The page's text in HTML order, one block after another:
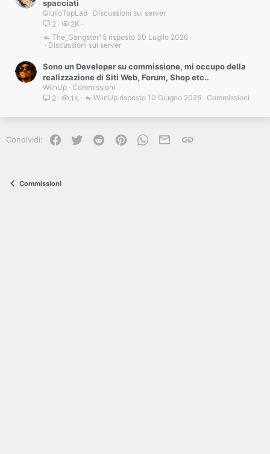
spacciati
GiulioTopLad
Discussioni sui server
2
2K
Discussioni sui server
30 Luglio 2026
The_Gangster15
Sono un Developer su commissione, mi occupo della
realizzazione di Siti Web, Forum, Shop etc..
WiinUp
Commissioni
2
1K Commissioni
10 Giugno 2025
WiinUp
Condividi: Facebook
Twitter Reddit PinterestWhatsApp
e-mailLink
Commissioni